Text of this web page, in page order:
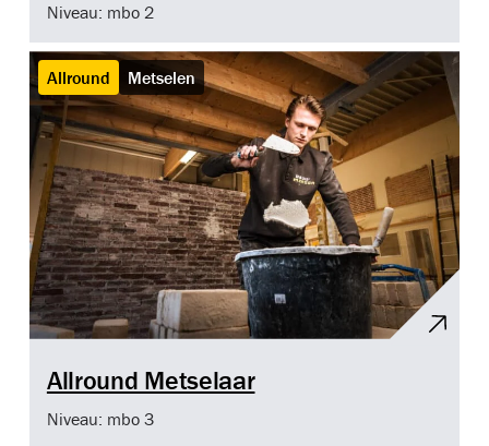
Niveau: mbo 2
Allround Metselen
Allround Metselaar
Niveau: mbo 3